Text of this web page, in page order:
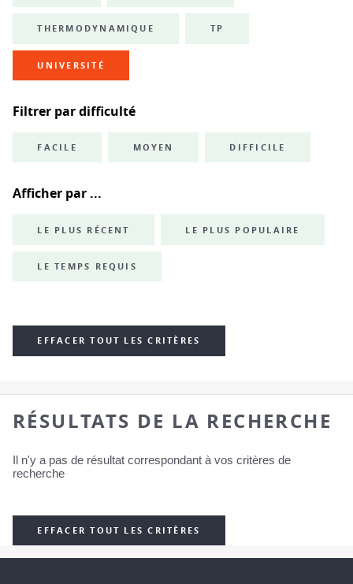
THERMODYNAMIQUE TP
UNIVERSITÉ
Filtrer par difficulté
FACILE MOYEN DIFFICILE
Afficher par ...
LE PLUS RÉCENT LE PLUS POPULAIRE
LE TEMPS REQUIS
EFFACER TOUT LES CRITÈRES
RÉSULTATS DE LA RECHERCHE
Il n'y a pas de résultat correspondant à vos critères de
recherche
EFFACER TOUT LES CRITÈRES